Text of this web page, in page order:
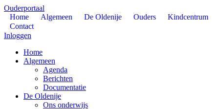
Ouderportaal
Home
Algemeen De Oldenije Ouders
Kindcentrum
Contact
Inloggen
Home
Algemeen
Agenda
Berichten
Documentatie
De Oldenije
Ons onderwijs